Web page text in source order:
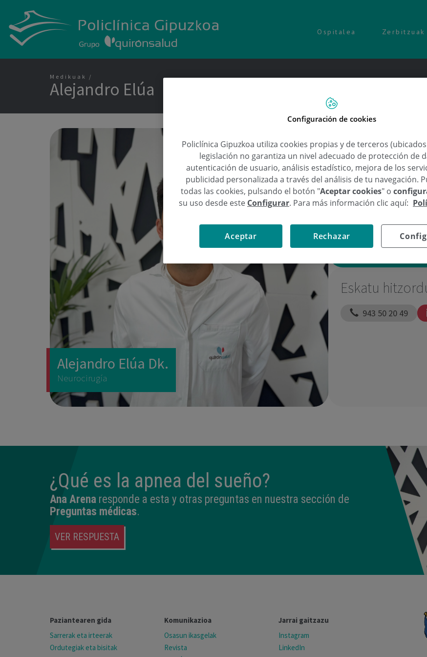
Ospitalea Zerbitzuak
Medikuak
Alejandro Elúa
Alejandro Elúa Dk.
Neurocirugía
Neurocirugía
Alejandro Elúa
Eskatu
943 50 20 49
¿Qué es la apnea del sueño?
Ana Arena responde a esta y otras preguntas en nuestra sección de
Preguntas médicas.
VER RESPUESTA
Paziantearen gida
Sarrerak eta irteerak
Ordutegiak eta bisitak
Komunikazioa
Osasun ikasgelak
Revista
Jarrai gaitzazu
Instagram
LinkedIn
Configuración de cookies
Policlínica Gipuzkoa utiliza cookies propias y de terceros
legislación no garantiza un nivel adecuado de protección de
autenticación de usuario, análisis estadístico, mejora de los
publicidad personalizada a través del análisis de tu navegación.
todas las cookies, pulsando el botón "Aceptar cookies" o
su uso desde este Configurar. Para más información clic aquí:
Rechazar
Aceptar